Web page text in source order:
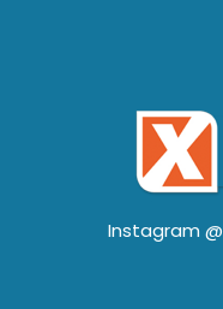
Instagram @